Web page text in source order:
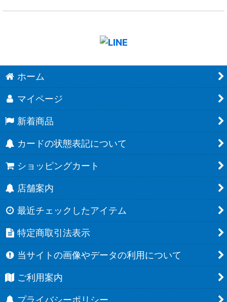
ホーム
マイページ
新着商品
カードの状態表記について
ショッピングカート
店舗案内
最近チェックしたアイテム
特定商取引法表示
当サイトの画像やデータの利用について
ご利用案内
プライバシーポリシー